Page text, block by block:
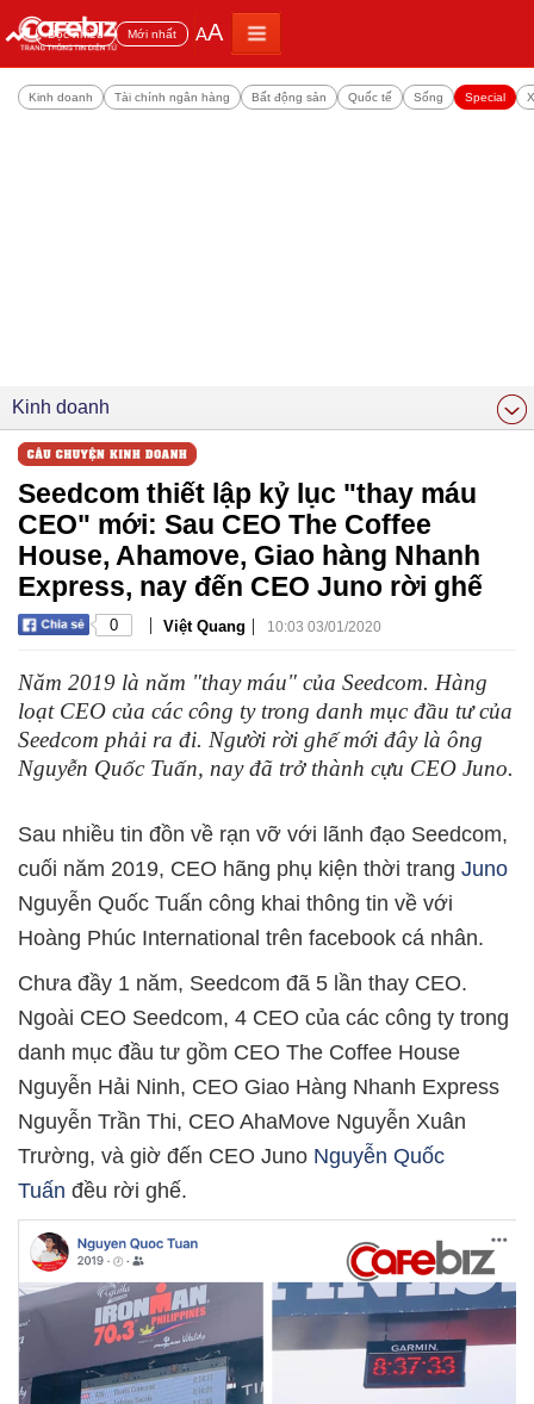
Đọc nhiều Mới nhất AA
Kinh doanh Tài chính ngân hàng Bất động sản Quốc tế Sống Special
Kinh doanh
Seedcom thiết lập kỷ lục "thay máu
CEO" mới: Sau CEO The Coffee
House, Ahamove, Giao hàng Nhanh
Express, nay đến CEO Juno rời ghế
0 | Việt Quang | 10:03 03/01/2020
Năm 2019 là năm "thay máu" của Seedcom. Hàng
loạt CEO của các công ty trong danh mục đầu tư của
Seedcom phải ra đi. Người rời ghế mới đây là ông
Nguyễn Quốc Tuấn, nay đã trở thành cựu CEO Juno.
Sau nhiều tin đồn về rạn vỡ với lãnh đạo Seedcom,
cuối năm 2019, CEO hãng phụ kiện thời trang Juno
Nguyễn Quốc Tuấn công khai thông tin về với
Hoàng Phúc International trên facebook cá nhân.
Chưa đầy 1 năm, Seedcom đã 5 lần thay CEO.
Ngoài CEO Seedcom, 4 CEO của các công ty trong
danh mục đầu tư gồm CEO The Coffee House
Nguyễn Hải Ninh, CEO Giao Hàng Nhanh Express
Nguyễn Trần Thi, CEO AhaMove Nguyễn Xuân
Trường, và giờ đến CEO Juno Nguyễn Quốc
Tuấn đều rời ghế.